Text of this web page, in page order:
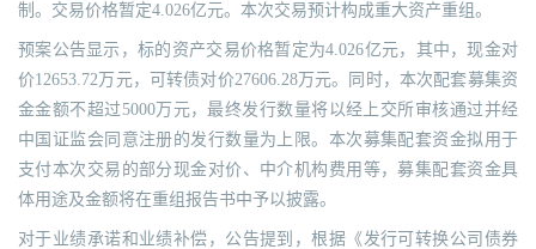
制。交易价格暂定4.026亿元。本次交易预计构成重大资产重组。
预案公告显示，标的资产交易价格暂定为4.026亿元，其中，现金对
价12653.72万元，可转债对价27606.28万元。同时，本次配套募集资
金金额不超过5000万元，最终发行数量将以经上交所审核通过并经
中国证监会同意注册的发行数量为上限。本次募集配套资金拟用于
支付本次交易的部分现金对价、中介机构费用等，募集配套资金具
体用途及金额将在重组报告书中予以披露。
对于业绩承诺和业绩补偿，公告提到，根据《发行可转换公司债券